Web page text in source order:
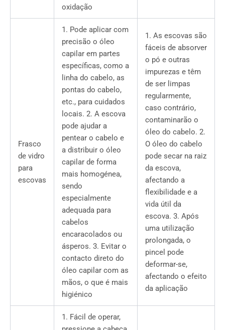
oxidação
Frasco
de vidro
para
escovas
1. Pode aplicar com
precisão o óleo
capilar em partes
específicas, como a
linha do cabelo, as
pontas do cabelo,
etc., para cuidados
locais. 2. A escova
pode ajudar a
pentear o cabelo e
a distribuir o óleo
capilar de forma
mais homogénea,
sendo
especialmente
adequada para
cabelos
encaracolados ou
ásperos. 3. Evitar o
contacto direto do
óleo capilar com as
mãos, o que é mais
higiénico
1. As escovas são
fáceis de absorver
o pó e outras
impurezas e têm
de ser limpas
regularmente,
caso contrário,
contaminarão o
óleo do cabelo. 2.
O óleo do cabelo
pode secar na raiz
da escova,
afectando a
flexibilidade e a
vida útil da
escova. 3. Após
uma utilização
prolongada, o
pincel pode
deformar-se,
afectando o efeito
da aplicação
1. Fácil de operar,